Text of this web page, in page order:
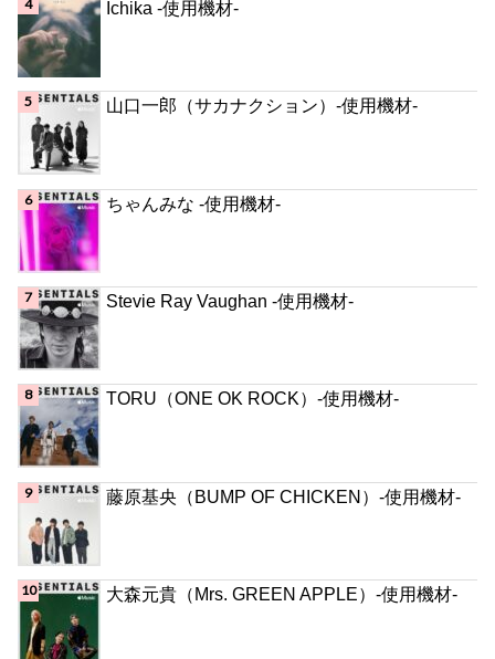
Ichika -使用機材-
山口一郎（サカナクション）-使用機材-
ちゃんみな -使用機材-
Stevie Ray Vaughan -使用機材-
TORU（ONE OK ROCK）-使用機材-
藤原基央（BUMP OF CHICKEN）-使用機材-
大森元貴（Mrs. GREEN APPLE）-使用機材-